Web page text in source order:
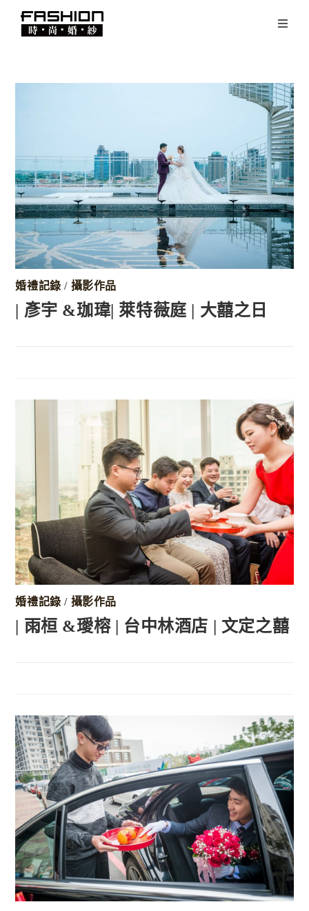
婚禮記錄 / 攝影作品
| 彥宇 &珈瑋| 萊特薇庭 | 大囍之日
婚禮記錄 / 攝影作品
| 雨桓 &璦榕 | 台中林酒店 | 文定之囍